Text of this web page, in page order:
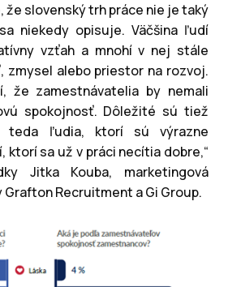
že slovenský trh práce nie je taký
niekedy opisuje. Väčšina ľudí
vzťah a mnohí v nej stále
zmysel alebo priestor na rozvoj.
že zamestnávatelia by nemali
spokojnosť. Dôležité sú tiež
teda ľudia, ktorí sú výrazne
ktorí sa už v práci necítia dobre,“
Jitka Kouba, marketingová
Recruitment a Gi Group.